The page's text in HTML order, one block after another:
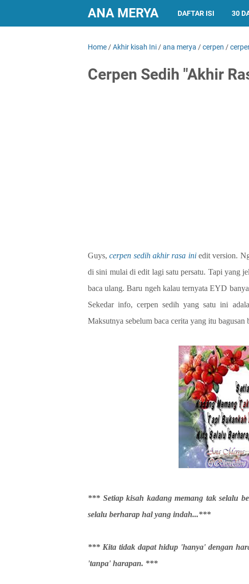
ANA MERYA DAFTAR ISI 30
Home /Akhir kisah Ini /ana merya /cerpen /
Cerpen Sedih "Akhir
Guys,cerpen sedih akhir rasa iniedit version.
di sini mulai di edit lagi satu persatu. Tapi yang
baca ulang. Baru ngeh kalau ternyata EYD
Sekedar info, cerpen sedih yang satu ini
Maksutnya sebelum baca cerita yang itu bagusan
*** Setiap kisah kadang memang tak selalu
selalu berharap hal yang indah...***
*** Kita tidak dapat hidup 'hanya' dengan
'tanpa' harapan. ***